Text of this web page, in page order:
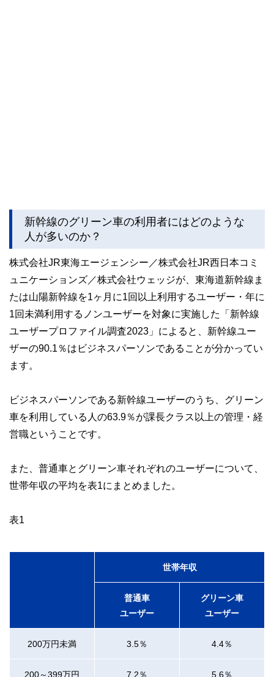
新幹線のグリーン車の利用者にはどのような
人が多いのか？
株式会社JR東海エージェンシー／株式会社JR西日本コミ
ュニケーションズ／株式会社ウェッジが、東海道新幹線ま
たは山陽新幹線を1ヶ月に1回以上利用するユーザー・年に
1回未満利用するノンユーザーを対象に実施した「新幹線
ユーザープロファイル調査2023」によると、新幹線ユー
ザーの90.1％はビジネスパーソンであることが分かってい
ます。
ビジネスパーソンである新幹線ユーザーのうち、グリーン
車を利用している人の63.9％が課長クラス以上の管理・経
営職ということです。
また、普通車とグリーン車それぞれのユーザーについて、
世帯年収の平均を表1にまとめました。
表1
世帯年収
普通車
ユーザー
グリーン車
ユーザー
200万円未満 3.5％ 4.4％
200～399万円 7.2％ 5.6％